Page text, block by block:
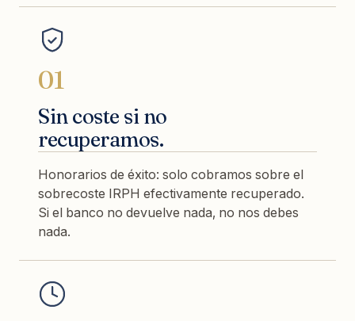
01
Sin coste si no
recuperamos.
Honorarios de éxito: solo cobramos sobre el
sobrecoste IRPH efectivamente recuperado.
Si el banco no devuelve nada, no nos debes
nada.